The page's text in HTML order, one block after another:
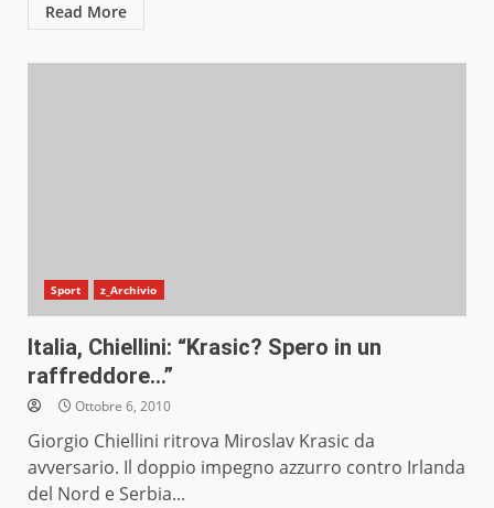
Read More
Sport z_Archivio
Italia, Chiellini: “Krasic? Spero in un
raffreddore…”
Ottobre 6, 2010
Giorgio Chiellini ritrova Miroslav Krasic da
avversario. Il doppio impegno azzurro contro Irlanda
del Nord e Serbia...